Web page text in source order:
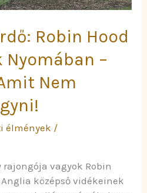
Robin Hood
Nyomában –
Nem
élmények /
rajongója vagyok Robin
középső vidékeinek